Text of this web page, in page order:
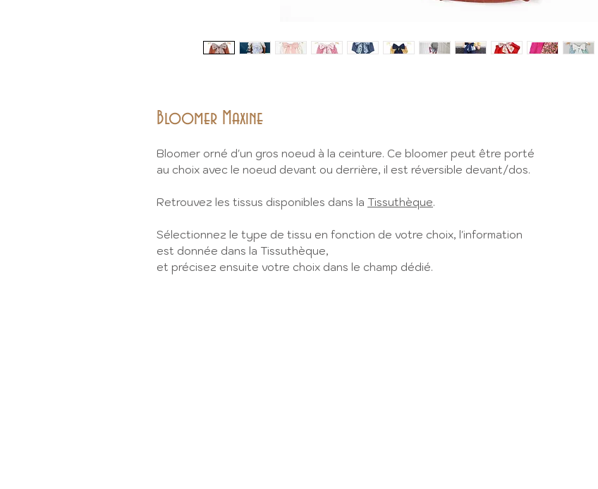
Bloomer Maxine
Bloomer orné d'un gros noeud à la ceinture. Ce bloomer peut être porté
au choix avec le noeud devant ou derrière, il est réversible devant/dos.
Retrouvez les tissus disponibles dans la Tissuthèque.
Sélectionnez le type de tissu en fonction de votre choix, l'information
est donnée dans la Tissuthèque,
et précisez ensuite votre choix dans le champ dédié.